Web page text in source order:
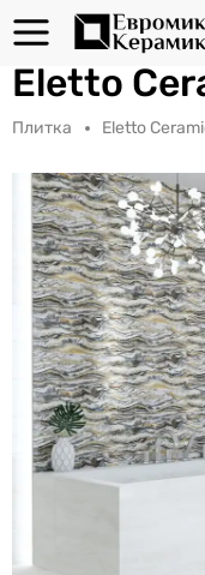
Eletto
Плитка Eletto